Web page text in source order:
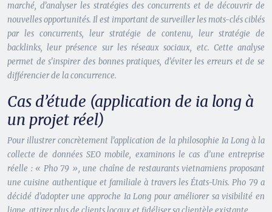
marché, d’analyser les stratégies des concurrents et de découvrir de
nouvelles opportunités. Il est important de surveiller les mots-clés ciblés
par les concurrents, leur stratégie de contenu, leur stratégie de
backlinks, leur présence sur les réseaux sociaux, etc. Cette analyse
permet de s’inspirer des bonnes pratiques, d’éviter les erreurs et de se
différencier de la concurrence.
Cas d’étude (application de ia long à
un projet réel)
Pour illustrer concrètement l’application de la philosophie Ia Long à la
collecte de données SEO mobile, examinons le cas d’une entreprise
réelle : « Pho 79 », une chaîne de restaurants vietnamiens proposant
une cuisine authentique et familiale à travers les États-Unis. Pho 79 a
décidé d’adopter une approche Ia Long pour améliorer sa visibilité en